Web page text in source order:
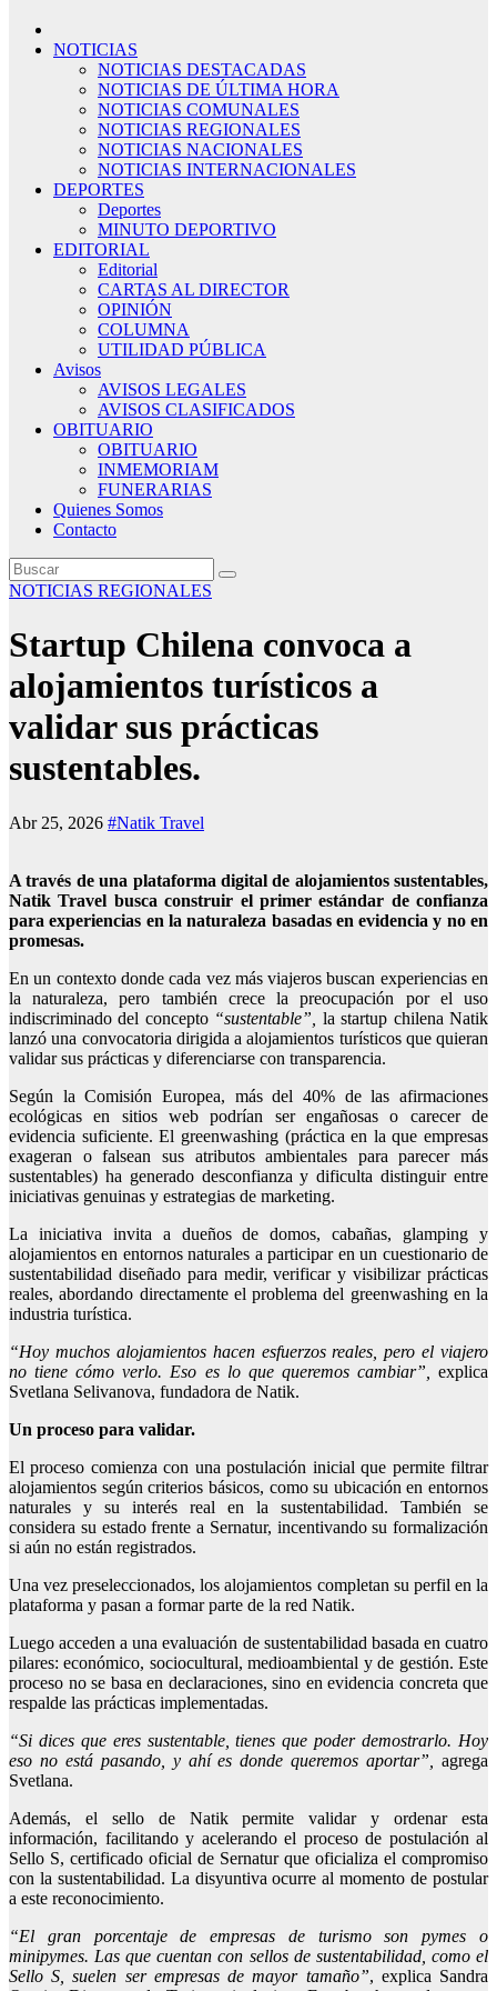
NOTICIAS
NOTICIAS DESTACADAS
NOTICIAS DE ÚLTIMA HORA
NOTICIAS COMUNALES
NOTICIAS REGIONALES
NOTICIAS NACIONALES
NOTICIAS INTERNACIONALES
DEPORTES
Deportes
MINUTO DEPORTIVO
EDITORIAL
Editorial
CARTAS AL DIRECTOR
OPINIÓN
COLUMNA
UTILIDAD PÚBLICA
Avisos
AVISOS LEGALES
AVISOS CLASIFICADOS
OBITUARIO
OBITUARIO
INMEMORIAM
FUNERARIAS
Quienes Somos
Contacto
NOTICIAS REGIONALES
Startup Chilena convoca a
alojamientos turísticos a
validar sus prácticas
sustentables.
Abr 25, 2026 #Natik Travel
A través de una plataforma digital de alojamientos sustentables,
Natik Travel busca construir el primer estándar de confianza
para experiencias en la naturaleza basadas en evidencia y no en
promesas.
En un contexto donde cada vez más viajeros buscan experiencias en
la naturaleza, pero también crece la preocupación por el uso
indiscriminado del concepto “sustentable”,
la startup chilena Natik
lanzó una convocatoria dirigida a alojamientos turísticos que quieran
validar sus prácticas y diferenciarse con transparencia.
Según la Comisión Europea, más del 40% de las afirmaciones
ecológicas en sitios web podrían ser engañosas o carecer de
evidencia suficiente. El greenwashing (práctica en la que empresas
exageran o falsean sus atributos ambientales para parecer más
sustentables) ha generado desconfianza y dificulta distinguir entre
iniciativas genuinas y estrategias de marketing.
La iniciativa invita a dueños de domos, cabañas, glamping y
alojamientos en entornos naturales a participar en un cuestionario de
sustentabilidad diseñado para medir, verificar y visibilizar prácticas
reales, abordando directamente el problema del greenwashing en la
industria turística.
“Hoy muchos alojamientos hacen esfuerzos reales, pero el viajero
no tiene cómo verlo. Eso es lo que queremos cambiar”,
explica
Svetlana Selivanova, fundadora de Natik.
Un proceso para validar.
El proceso comienza con una postulación inicial que permite filtrar
alojamientos según criterios básicos, como su ubicación en entornos
naturales y su interés real en la sustentabilidad. También se
considera su estado frente a Sernatur, incentivando su formalización
si aún no están registrados.
Una vez preseleccionados, los alojamientos completan su perfil en la
plataforma y pasan a formar parte de la red Natik.
Luego acceden a una evaluación de sustentabilidad basada en cuatro
pilares: económico, sociocultural, medioambiental y de gestión. Este
proceso no se basa en declaraciones, sino en evidencia concreta que
respalde las prácticas implementadas.
“Si dices que eres sustentable, tienes que poder demostrarlo. Hoy
eso no está pasando, y ahí es donde queremos aportar”,
agrega
Svetlana.
Además, el sello de Natik permite validar y ordenar esta
información, facilitando y acelerando el proceso de postulación al
Sello S, certificado oficial de Sernatur que oficializa el compromiso
con la sustentabilidad. La disyuntiva ocurre al momento de postular
a este reconocimiento.
“El gran porcentaje de empresas de turismo son pymes o
minipymes. Las que cuentan con sellos de sustentabilidad, como el
Sello S, suelen ser empresas de mayor tamaño”, explica Sandra